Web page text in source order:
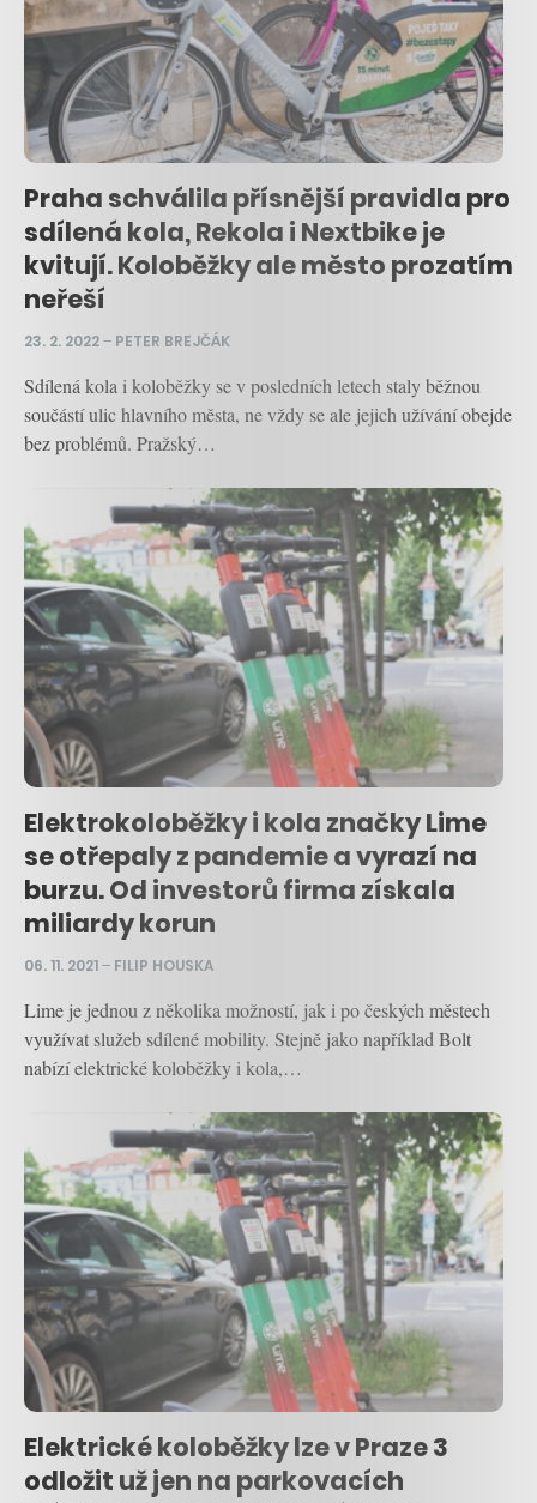
Praha schválila přísnější pravidla pro
sdílená kola, Rekola i Nextbike je
kvitují. Koloběžky ale město prozatím
neřeší
23. 2. 2022– PETER BREJČÁK
Sdílená kola i koloběžky se v posledních letech staly běžnou
součástí ulic hlavního města, ne vždy se ale jejich užívání obejde
bez problémů. Pražský…
Elektrokoloběžky i kola značky Lime
se otřepaly z pandemie a vyrazí na
burzu. Od investorů firma získala
miliardy korun
06. 11. 2021– FILIP HOUSKA
Lime je jednou z několika možností, jak i po českých městech
využívat služeb sdílené mobility. Stejně jako například Bolt
nabízí elektrické koloběžky i kola,…
Elektrické koloběžky lze v Praze 3
odložit už jen na parkovacích